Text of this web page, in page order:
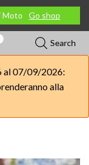
Moto Go shop
Search
al 07/09/2026:
alla